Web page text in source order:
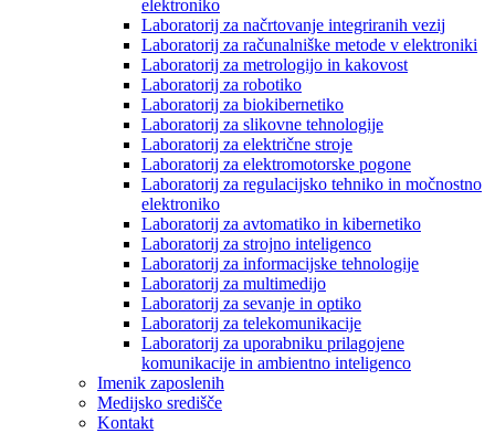
elektroniko
Laboratorij za načrtovanje integriranih vezij
Laboratorij za računalniške metode v elektroniki
Laboratorij za metrologijo in kakovost
Laboratorij za robotiko
Laboratorij za biokibernetiko
Laboratorij za slikovne tehnologije
Laboratorij za električne stroje
Laboratorij za elektromotorske pogone
Laboratorij za regulacijsko tehniko in močnostno
elektroniko
Laboratorij za avtomatiko in kibernetiko
Laboratorij za strojno inteligenco
Laboratorij za informacijske tehnologije
Laboratorij za multimedijo
Laboratorij za sevanje in optiko
Laboratorij za telekomunikacije
Laboratorij za uporabniku prilagojene
komunikacije in ambientno inteligenco
Imenik zaposlenih
Medijsko središče
Kontakt